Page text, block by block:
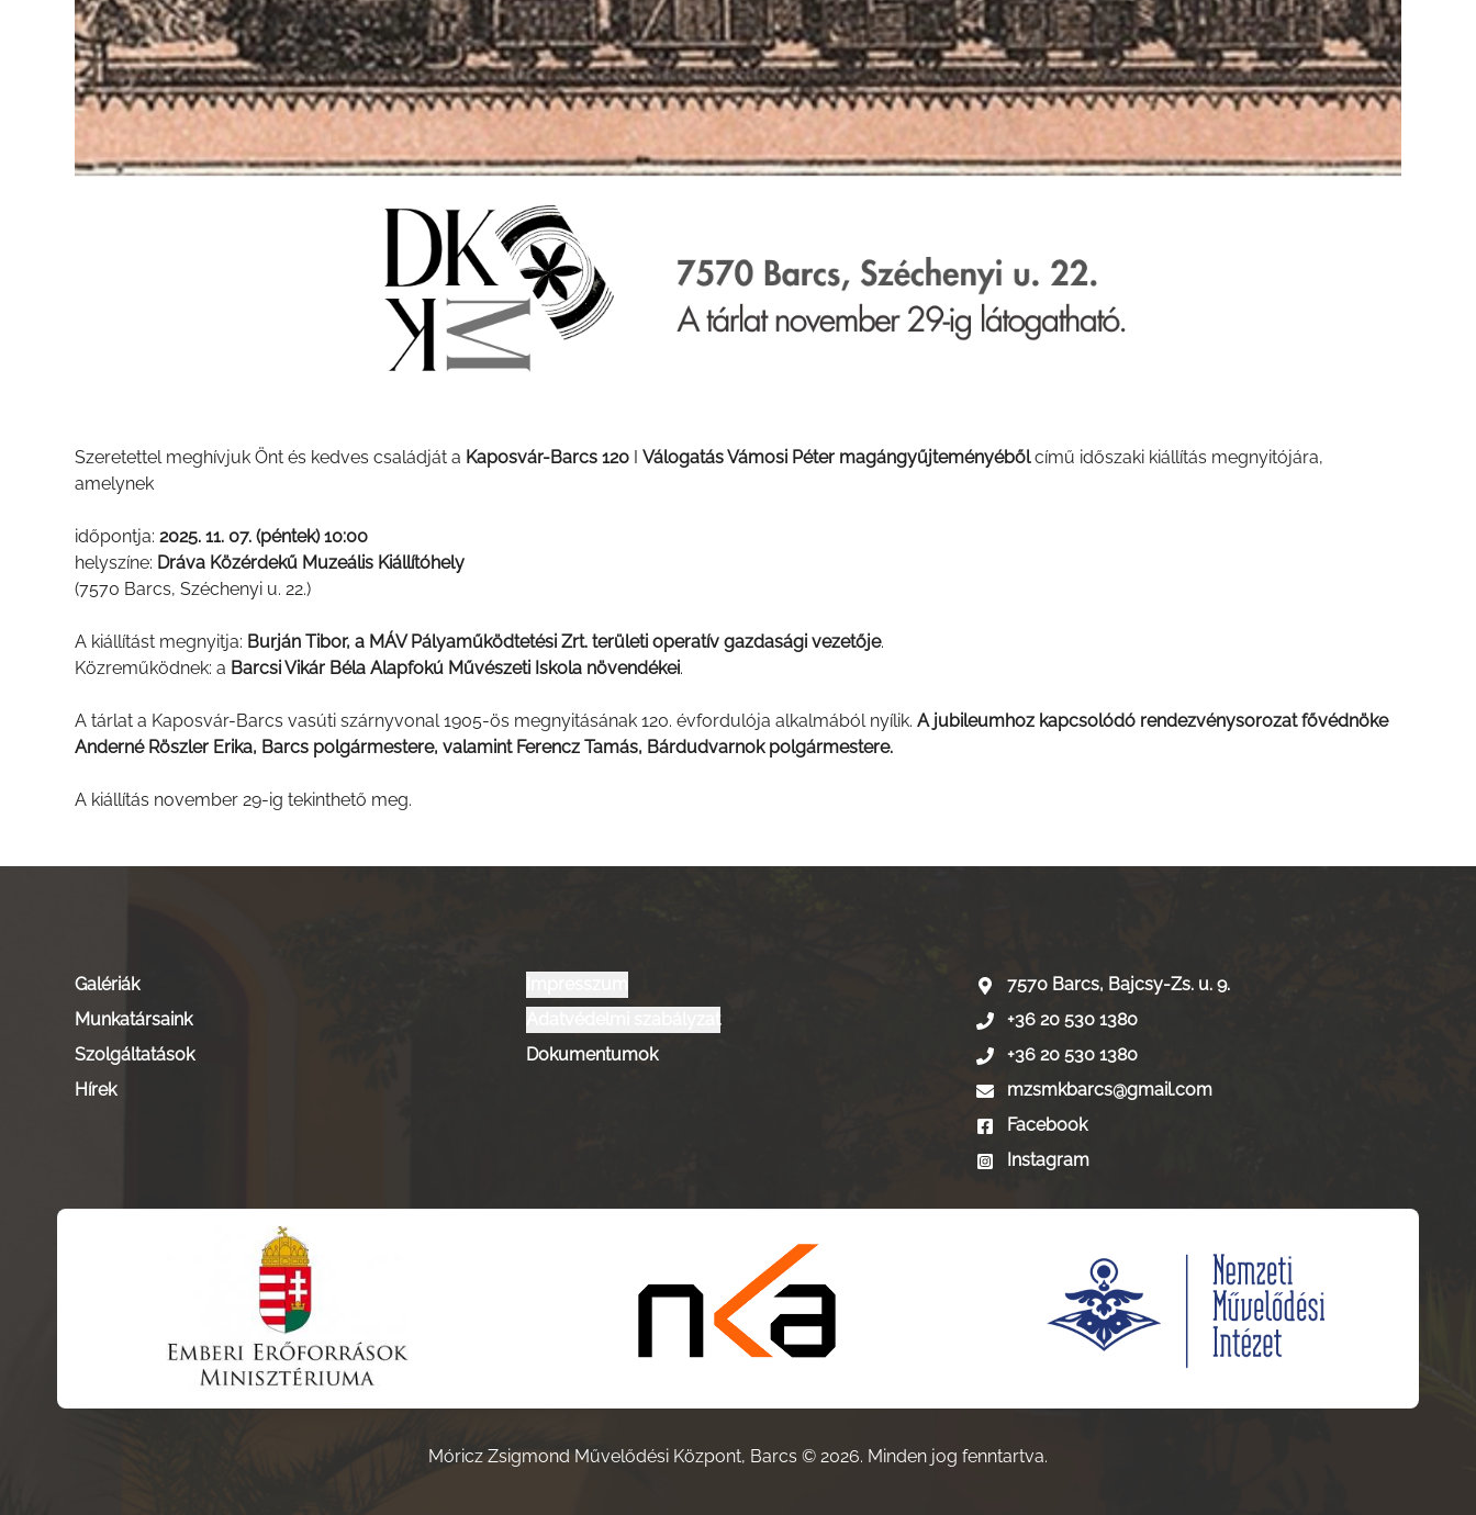
Szeretettel meghívjuk Önt és kedves családját a Kaposvár-Barcs 120 I Válogatás Vámosi Péter magángyűjteményébőlcímű időszaki kiállítás megnyitójára,
amelynek
időpontja: 2025. 11. 07. (péntek) 10:00
helyszíne: Dráva Közérdekű Muzeális Kiállítóhely
(7570 Barcs, Széchenyi u. 22.)
A kiállítást megnyitja: Burján Tibor, a MÁV Pályaműködtetési Zrt. területi operatív gazdasági vezetője.
Közreműködnek: a Barcsi Vikár Béla Alapfokú Művészeti Iskola növendékei.
A tárlat a Kaposvár-Barcs vasúti szárnyvonal 1905-ös megnyitásának 120. évfordulója alkalmából nyílik. A jubileumhoz kapcsolódó rendezvénysorozat fővédnöke
Anderné Röszler Erika, Barcs polgármestere, valamint Ferencz Tamás, Bárdudvarnok polgármestere.
A kiállítás november 29-ig tekinthető meg.
Galériák
Munkatársaink
Szolgáltatások
Hírek
Dokumentumok
7570 Barcs, Bajcsy-Zs. u. 9.
+36 20 530 1380
+36 20 530 1380
mzsmkbarcs@gmail.com
Facebook
Instagram
Móricz Zsigmond Művelődési Központ, Barcs © 2026. Minden jog fenntartva.